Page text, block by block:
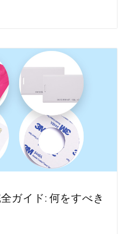
ガイド: 何をすべき